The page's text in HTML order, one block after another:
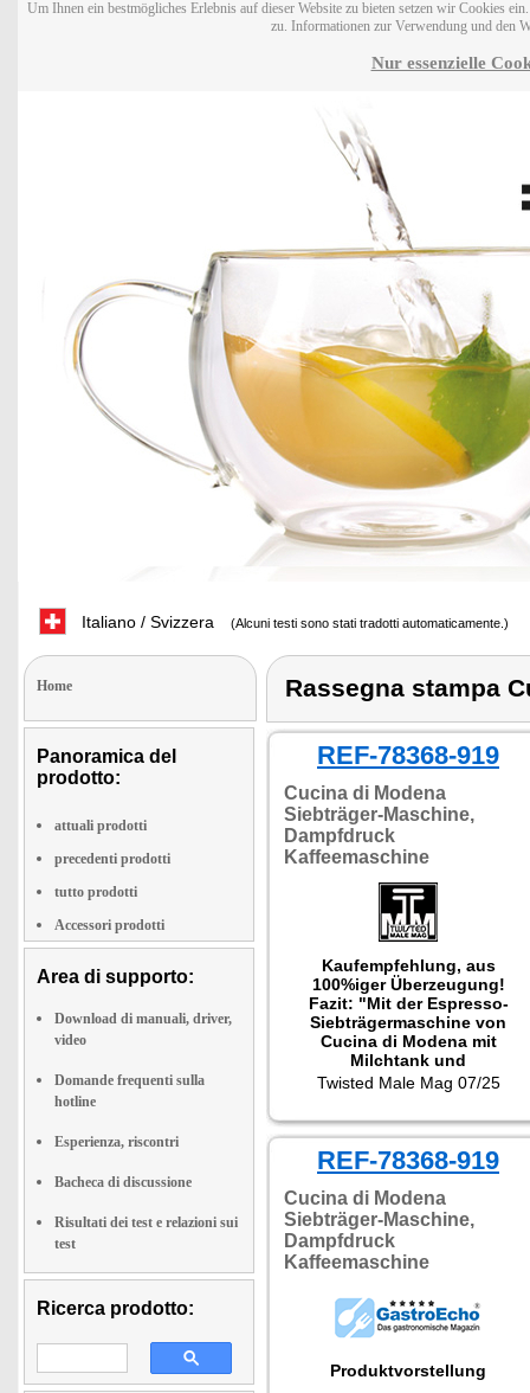
Um Ihnen ein bestmögliches Erlebnis auf dieser Website zu bieten setzen wir Cookies
zu. Informationen zur Verwendung und den
Nur essenzielle
Italiano / Svizzera (Alcuni testi sono stati tradotti automaticamente.)
Home
Panoramica del
prodotto:
attuali prodotti
precedenti prodotti
tutto prodotti
Accessori prodotti
Area di supporto:
Download di manuali, driver,
video
Domande frequenti sulla
hotline
Esperienza, riscontri
Bacheca di discussione
Risultati dei test e relazioni sui
test
Ricerca prodotto:
Rassegna stampa
REF-78368-919
Cucina di Modena
Siebträger-Maschine,
Dampfdruck
Kaffeemaschine
Kaufempfehlung, aus
100%iger Überzeugung!
Fazit: "Mit der Espresso-
Siebträgermaschine von
Cucina di Modena mit
Milchtank und
Milchaufschäumer kann man
zu Hause oder im Büro auf
Knopfdruck bequem leckere
Kaffeespezialitäten
zubereiten: Cappuccino, Latte
Macchiato oder Flat White,
einfachen oder doppelten
Espresso, kaltgebrauten
Kaffee oder Americano. Dank
des großzügigen Wassertanks
mit 1,5 Litern Kapazität kocht
ständige nachfüllen zu
müssen. Ideal für den ersten
Kaffee am Morgen und für
eine Pause im Laufe des
Tages!"
Twisted Male Mag 07/25
REF-78368-919
Cucina di Modena
Siebträger-Maschine,
Dampfdruck
Kaffeemaschine
Produktvorstellung